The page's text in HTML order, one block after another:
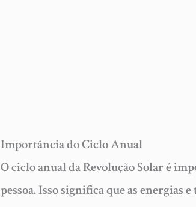
Importância do Ciclo Anual
O ciclo anual da Revolução Solar é
pessoa. Isso significa que as energias